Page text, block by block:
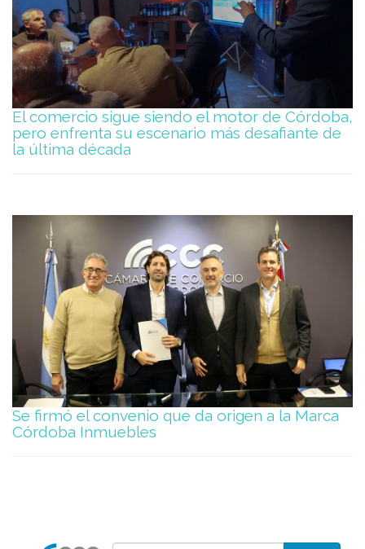
El comercio sigue siendo el motor de Córdoba,
pero enfrenta su escenario más desafiante de
la última década
Se firmó el convenio que da origen a la Marca
Córdoba Inmuebles